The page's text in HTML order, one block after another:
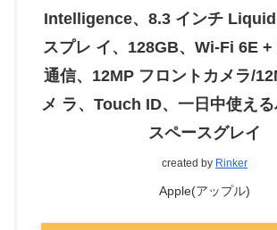
Intelligence、8.3 インチ
スプレ イ、128GB、Wi-Fi 6E +
通信、12MP フロントカメラ/
メ ラ、Touch ID、一日中使え
スペースグレイ
created by Rinker
Apple(アップル)